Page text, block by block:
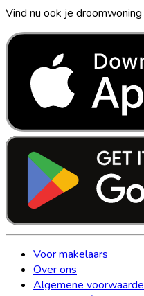
Vind nu ook je
Voor makelaars
Over ons
Algemene